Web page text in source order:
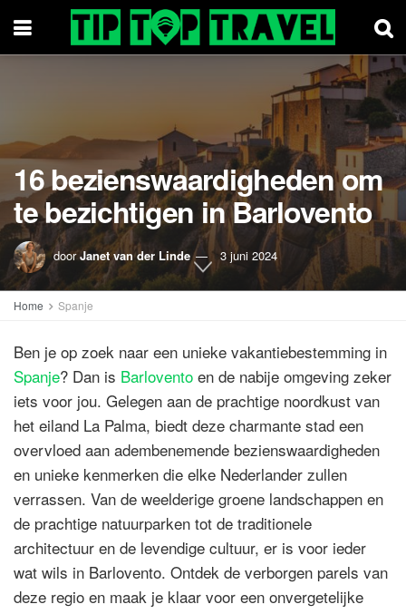
16 bezienswaardigheden om
te bezichtigen in Barlovento
door Janet van der Linde 3 juni 2024
Home Spanje
Ben je op zoek naar een unieke vakantiebestemming in
Spanje? Dan is Barlovento en de nabije omgeving zeker
iets voor jou. Gelegen aan de prachtige noordkust van
het eiland La Palma, biedt deze charmante stad een
overvloed aan adembenemende bezienswaardigheden
en unieke kenmerken die elke Nederlander zullen
verrassen. Van de weelderige groene landschappen en
de prachtige natuurparken tot de traditionele
architectuur en de levendige cultuur, er is voor ieder
wat wils in Barlovento. Ontdek de verborgen parels van
deze regio en maak je klaar voor een onvergetelijke